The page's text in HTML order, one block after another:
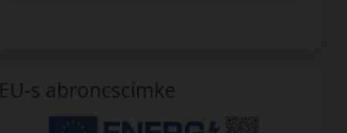
EU-s abroncscímke